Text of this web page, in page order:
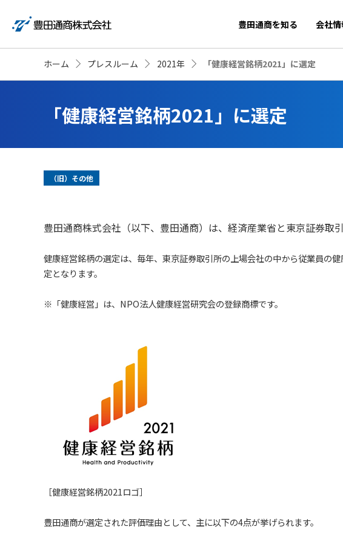
豊田通商を知る 会社情
ホーム プレスルーム 2021年 「健康経営銘柄2021」に選定
「健康経営銘柄2021」に選定
（旧）その他
豊田通商株式会社（以下、豊田通商）は、経済産業省と東京証券取
健康経営銘柄の選定は、毎年、東京証券取引所の上場会社の中から従業員の
定となります。
※「健康経営」は、NPO法人健康経営研究会の登録商標です。
［健康経営銘柄2021ロゴ］
豊田通商が選定された評価理由として、主に以下の4点が挙げられます。